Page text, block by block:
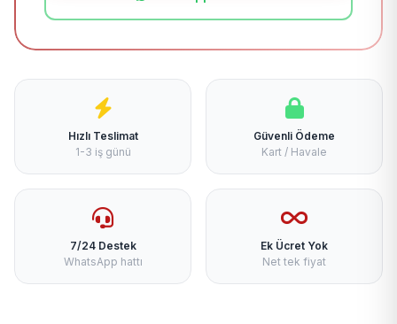
Hızlı Teslimat
1-3 iş günü
Güvenli Ödeme
Kart / Havale
7/24 Destek
WhatsApp hattı
Ek Ücret Yok
Net tek fiyat